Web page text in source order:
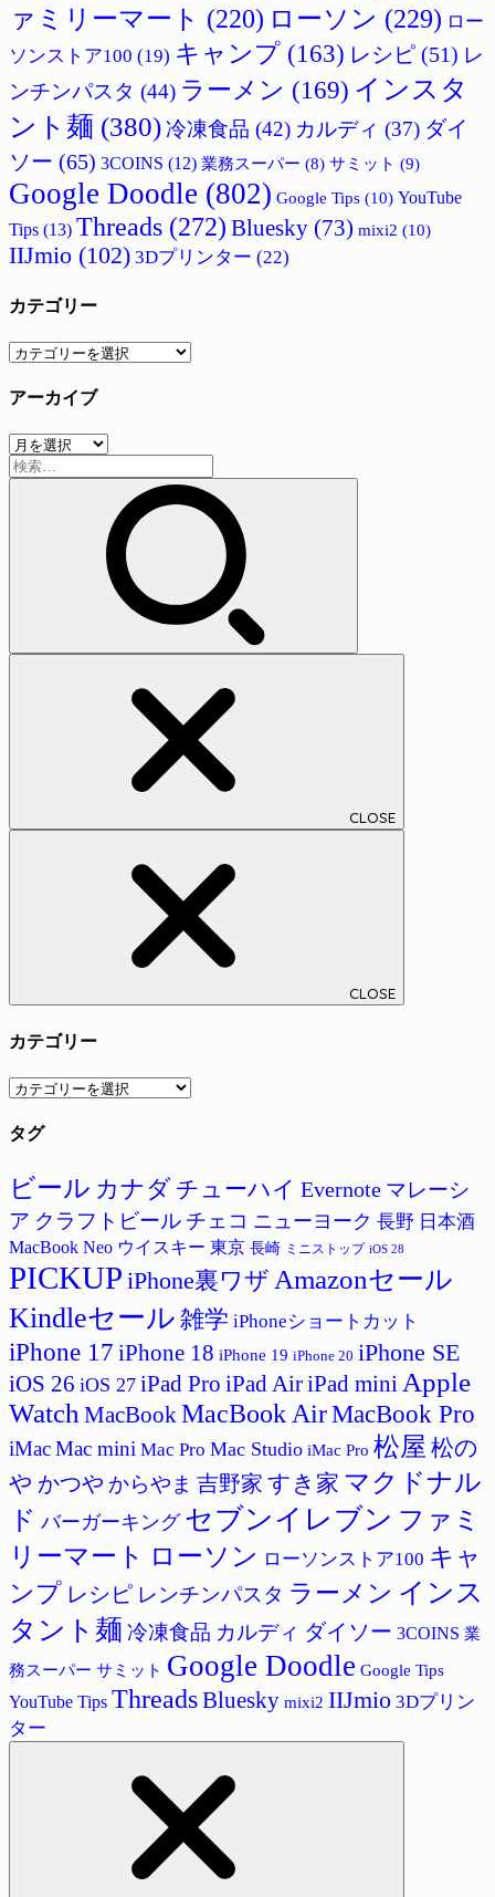
ァミリーマート (220) ローソン (229) ロー
ソンストア100 (19) キャンプ (163) レシピ (51) レ
ンチンパスタ (44) ラーメン (169) インスタ
ント麺 (380)冷凍食品 (42) カルディ (37) ダイ
ソー (65) 3COINS (12) 業務スーパー (8) サミット (9)
Google Doodle (802) Google Tips (10) YouTube
Tips (13) Threads (272) Bluesky (73) mixi2 (10)
IIJmio (102) 3Dプリンター (22)
カテゴリー
カ
ゴ
ー
アーカイブ
ア
ー
検
索:
CLOSE
CLOSE
カテゴリー
カ
ゴ
ー
タグ
ビール カナダ チューハイ Evernote マレーシ
ア クラフトビール チェコ ニューヨーク 長野 日本酒
MacBook Neo ウイスキー 東京 長崎 ミニストップ iOS 28
PICKUP iPhone裏ワザ Amazonセール
Kindleセール 雑学 iPhoneショートカット
iPhone 17 iPhone 18 iPhone 19 iPhone 20 iPhone SE
iOS 26 iOS 27 iPad Pro iPad AiriPad miniApple
WatchMacBookMacBook AirMacBook Pro
iMacMac mini Mac Pro Mac Studio iMac Pro 松屋 松の
や かつや からやま 吉野家 すき家 マクドナル
ド バーガーキング セブンイレブン ファミ
リーマート ローソン ローソンストア100 キャ
ンプ レシピ レンチンパスタ ラーメン インス
タント麺 冷凍食品 カルディ ダイソー 3COINS 業
務スーパー サミット Google Doodle Google Tips
YouTube Tips ThreadsBluesky mixi2 IIJmio 3Dプリン
ター